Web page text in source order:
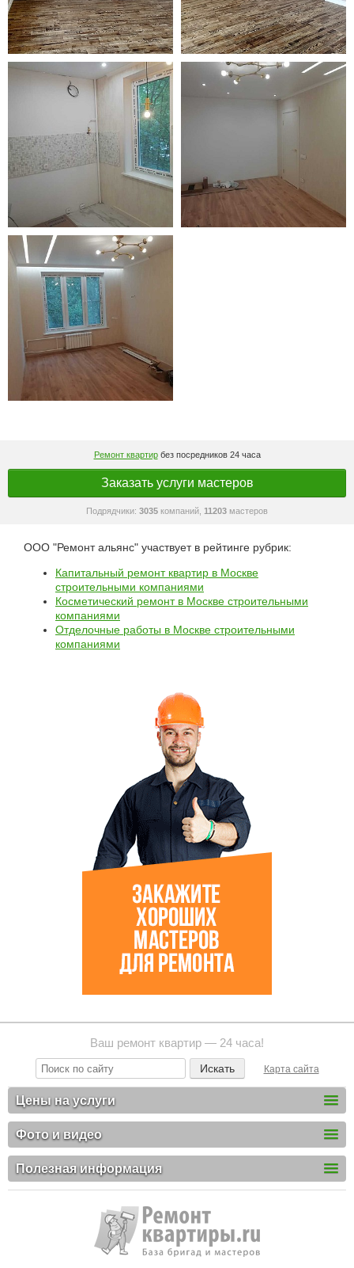
Ремонт квартирбез посредников 24 часа
Заказать услуги мастеров
Подрядчики: 3035 компаний, 11203 мастеров
ООО "Ремонт альянс" участвует в рейтинге рубрик:
Капитальный ремонт квартир в Москве
строительными компаниями
Косметический ремонт в Москве строительными
компаниями
Отделочные работы в Москве строительными
компаниями
Ваш ремонт квартир — 24 часа!
Карта сайта
Цены на услуги
Фото и видео
Полезная информация